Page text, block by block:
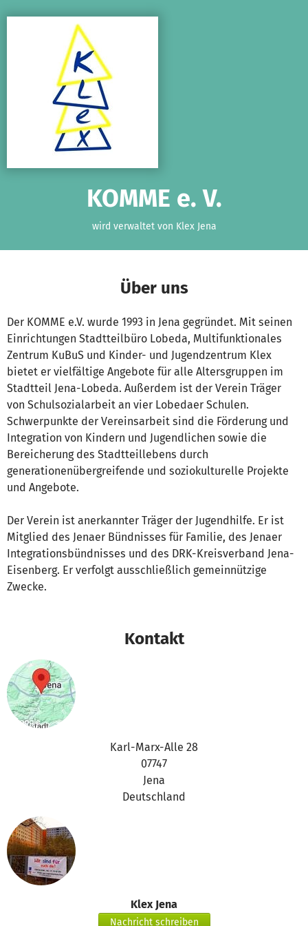
KOMME e. V.
wird verwaltet von Klex Jena
Über uns
Der KOMME e.V. wurde 1993 in Jena gegründet. Mit seinen
Einrichtungen Stadtteilbüro Lobeda, Multifunktionales
Zentrum KuBuS und Kinder- und Jugendzentrum Klex
bietet er vielfältige Angebote für alle Altersgruppen im
Stadtteil Jena-Lobeda. Außerdem ist der Verein Träger
von Schulsozialarbeit an vier Lobedaer Schulen.
Schwerpunkte der Vereinsarbeit sind die Förderung und
Integration von Kindern und Jugendlichen sowie die
Bereicherung des Stadtteillebens durch
generationenübergreifende und soziokulturelle Projekte
und Angebote.
Der Verein ist anerkannter Träger der Jugendhilfe. Er ist
Mitglied des Jenaer Bündnisses für Familie, des Jenaer
Integrationsbündnisses und des DRK-Kreisverband Jena-
Eisenberg. Er verfolgt ausschließlich gemeinnützige
Zwecke.
Kontakt
Karl-Marx-Alle 28
07747
Jena
Deutschland
Klex Jena
Nachricht schreiben